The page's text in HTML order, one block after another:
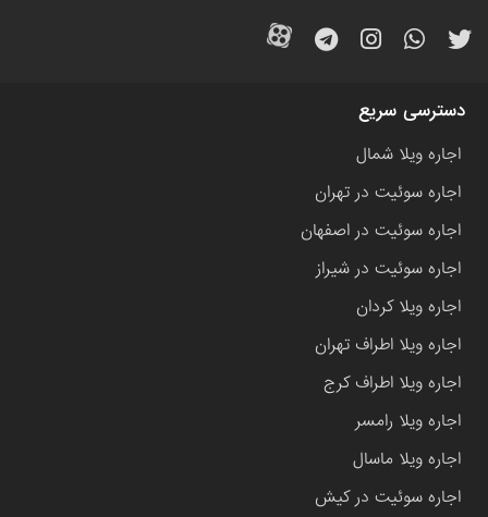
دسترسی سریع
اجاره ویلا شمال
اجاره سوئیت در تهران
اجاره سوئیت در اصفهان
اجاره سوئیت در شیراز
اجاره ویلا کردان
اجاره ویلا اطراف تهران
اجاره ویلا اطراف کرج
اجاره ویلا رامسر
اجاره ویلا ماسال
اجاره سوئیت در کیش